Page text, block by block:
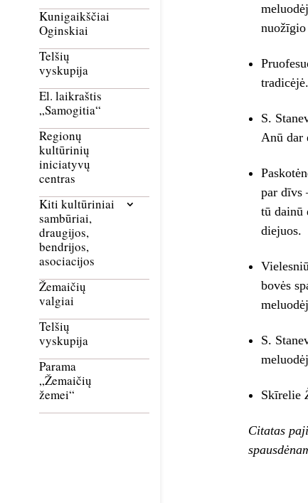
Kunigaikščiai
Oginskiai
Telšių
vyskupija
El. laikraštis
„Samogitia“
Regionų
kultūrinių
iniciatyvų
centras
Kiti kultūriniai
sambūriai,
draugijos,
bendrijos,
asociacijos
Žemaičių
valgiai
Telšių
vyskupija
Parama
„Žemaičių
žemei“
nuožīgio
tradicėjė.
S.
Anū dar
par dīvs
tū dainū
diejuos.
bovės
S.
Skīrelie
Citatas